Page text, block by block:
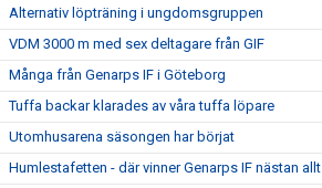
Alternativ löpträning i ungdomsgruppen
VDM 3000 m med sex deltagare från GIF
Många från Genarps IF i Göteborg
Tuffa backar klarades av våra tuffa löpare
Utomhusarena säsongen har börjat
Humlestafetten - där vinner Genarps IF nästan allt